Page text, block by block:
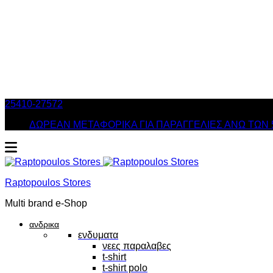
25410-27572
ΔΩΡΕΑΝ ΜΕΤΑΦΟΡΙΚΑ ΓΙΑ ΠΑΡΑΓΓΕΛΙΕΣ ΑΝΩ ΤΩΝ
Raptopoulos Stores
Multi brand e-Shop
ανδρικα
ενδυματα
νεες παραλαβες
t-shirt
t-shirt polo